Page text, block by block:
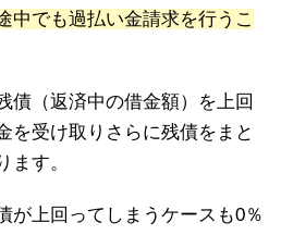
中でも過払い金請求を行うこ
債（返済中の借金額）を上回
を受け取りさらに残債をまと
ます。
が上回ってしまうケースも0％